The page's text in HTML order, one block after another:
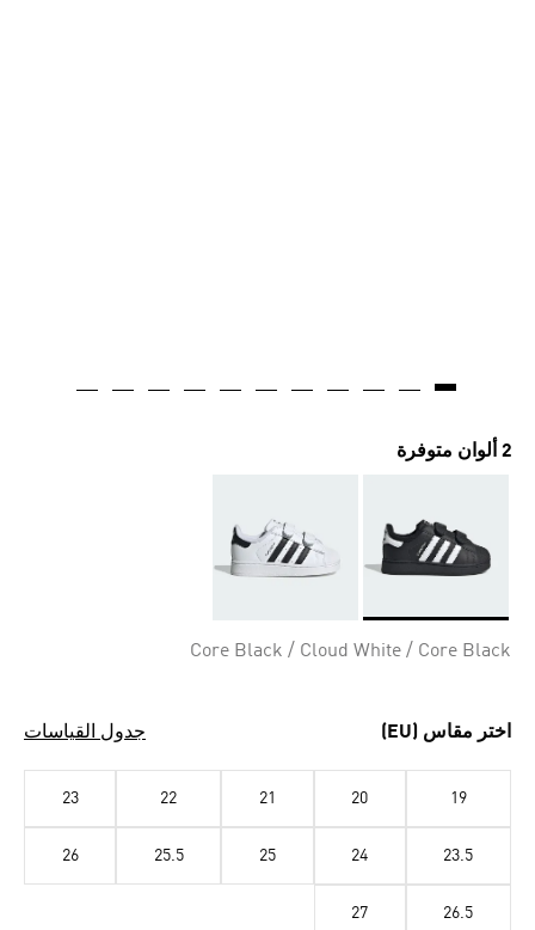
2 ألوان متوفرة
Core Black / Cloud White / Core Black
اختر مقاس (EU) جدول القياسات
19
20
21
22
23
23.5
24
25
25.5
26
26.5
27